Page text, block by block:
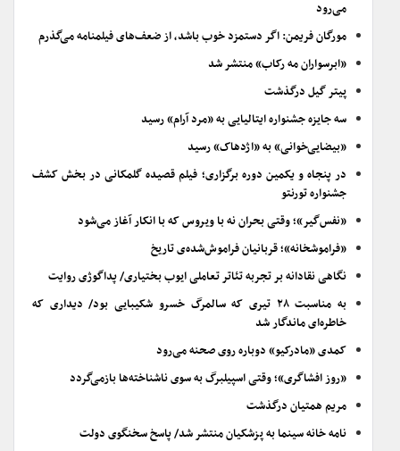
می‌رود
مورگان فریمن: اگر دستمزد خوب باشد، از ضعف‌های فیلمنامه می‌گذرم
«ابرسواران مه رکاب» منتشر شد
پیتر گیل درگذشت
سه جایزه جشنواره ایتالیایی به «مرد آرام» رسید
«بیضایی‌خوانی» به «اژدهاک» رسید
در پنجاه و یکمین دوره برگزاری؛ فیلم قصیده گلمکانی در بخش کشف
جشنواره تورنتو
«نفس‌گیر»؛ وقتی بحران نه با ویروس که با انکار آغاز می‌شود
«فراموشخانه»؛ قربانیان فراموش‌شده‌ی تاریخ
نگاهی نقادانه بر تجربه تئاتر تعاملی ایوب بختیاری/ پداگوژی روایت
به مناسبت ۲۸ تیری که سالمرگ خسرو شکیبایی بود/ دیداری که
خاطره‌ای ماندگار شد
کمدی «مادرکیو» دوباره روی صحنه می‌رود
«روز افشاگری»؛ وقتی اسپیلبرگ به سوی ناشناخته‌ها بازمی‌گردد
مریم همتیان درگذشت
نامه خانه سینما به پزشکیان منتشر شد/ پاسخ سخنگوی دولت